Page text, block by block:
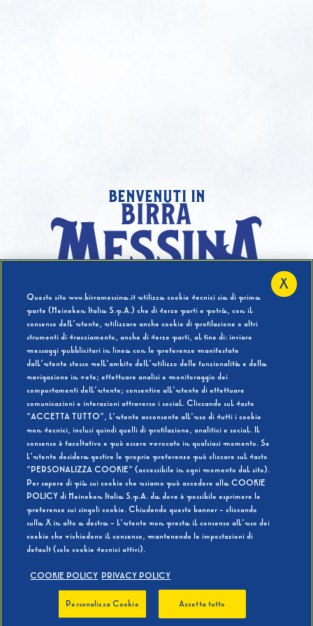
benvenuti in
Hai compiuto 18 Anni?
SI NO
BEVI RESPONSABILMENTE
Questo sito www.birramessina.it utilizza cookie tecnici sia di prima
parte (Heineken Italia S.p.A.) che di terze parti e potrà, con il
consenso dell’utente, utilizzare anche cookie di profilazione o altri
strumenti di tracciamento, anche di terze parti, al fine di: inviare
messaggi pubblicitari in linea con le preferenze manifestate
dall’utente stesso nell’ambito dell’utilizzo delle funzionalità e della
navigazione in rete; effettuare analisi e monitoraggio dei
comportamenti dell’utente; consentire all’utente di effettuare
comunicazioni e interazioni attraverso i social. Cliccando sul tasto
“ACCETTA TUTTO”, l’utente acconsente all’uso di tutti i cookie
non tecnici, inclusi quindi quelli di profilazione, analitici e social. Il
consenso è facoltativo e può essere revocato in qualsiasi momento. Se
l’utente desidera gestire le proprie preferenze può cliccare sul tasto
“PERSONALIZZA COOKIE” (accessibile in ogni momento dal sito).
Per sapere di più sui cookie che usiamo può accedere alla COOKIE
POLICY di Heineken Italia S.p.A. da dove è possibile esprimere le
preferenze sui singoli cookie. Chiudendo questo banner - cliccando
sulla X in alto a destra - l’utente non presta il consenso all’uso dei
cookie che richiedono il consenso, mantenendo le impostazioni di
default (solo cookie tecnici attivi).
COOKIE POLICY PRIVACY POLICY
Personalizza Cookie Accetta tutto
X